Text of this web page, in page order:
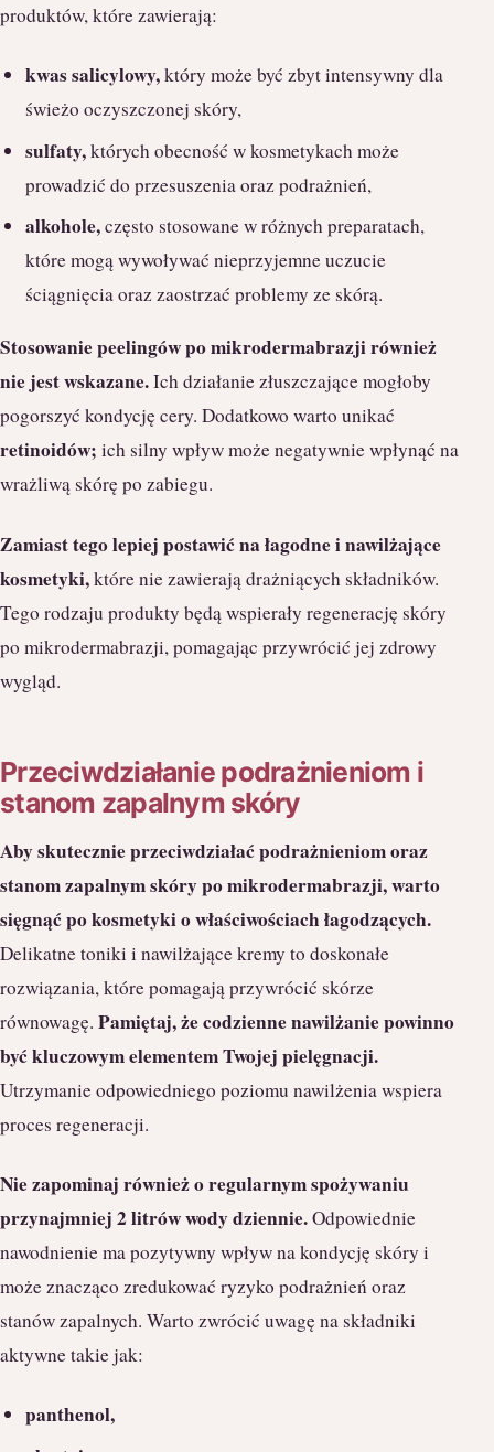
produktów, które zawierają:
kwas salicylowy,który może być zbyt intensywny dla
świeżo oczyszczonej skóry,
sulfaty,których obecność w kosmetykach może
prowadzić do przesuszenia oraz podrażnień,
alkohole,często stosowane w różnych preparatach,
które mogą wywoływać nieprzyjemne uczucie
ściągnięcia oraz zaostrzać problemy ze skórą.
Stosowanie peelingów po mikrodermabrazji również
nie jest wskazane.Ich działanie złuszczające mogłoby
pogorszyć kondycję cery. Dodatkowo warto unikać
retinoidów; ich silny wpływ może negatywnie wpłynąć na
wrażliwą skórę po zabiegu.
Zamiast tego lepiej postawić na łagodne i nawilżające
kosmetyki,które nie zawierają drażniących składników.
Tego rodzaju produkty będą wspierały regenerację skóry
po mikrodermabrazji, pomagając przywrócić jej zdrowy
wygląd.
Przeciwdziałanie podrażnieniom i
stanom zapalnym skóry
Aby skutecznie przeciwdziałać podrażnieniom oraz
stanom zapalnym skóry po mikrodermabrazji, warto
sięgnąć po kosmetyki o właściwościach łagodzących.
Delikatne toniki i nawilżające kremy to doskonałe
rozwiązania, które pomagają przywrócić skórze
równowagę. Pamiętaj, że codzienne nawilżanie powinno
być kluczowym elementem Twojej pielęgnacji.
Utrzymanie odpowiedniego poziomu nawilżenia wspiera
proces regeneracji.
Nie zapominaj również o regularnym spożywaniu
przynajmniej 2 litrów wody dziennie.Odpowiednie
nawodnienie ma pozytywny wpływ na kondycję skóry i
może znacząco zredukować ryzyko podrażnień oraz
stanów zapalnych. Warto zwrócić uwagę na składniki
aktywne takie jak:
panthenol,